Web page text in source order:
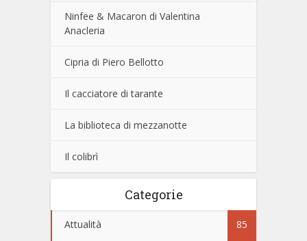
Ninfee & Macaron di Valentina
Anacleria
Cipria di Piero Bellotto
Il cacciatore di tarante
La biblioteca di mezzanotte
Il colibrì
Categorie
Attualità 85